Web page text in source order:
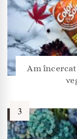
Am